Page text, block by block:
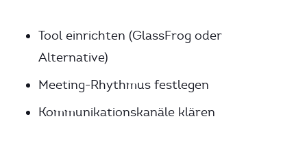
Tool einrichten (GlassFrog oder
Alternative)
Meeting-Rhythmus festlegen
Kommunikationskanäle klären